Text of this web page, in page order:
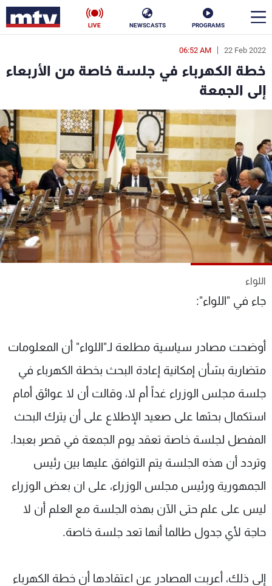
PROGRAMS
NEWSCASTS
LIVE
22 Feb 2022
06:52 AM
خطة الكهرباء في جلسة خاصة من الأربعاء
إلى الجمعة
اللواء
جاء في "اللواء":
أوضحت مصادر سياسية مطلعة لـ"اللواء" أن المعلومات
متضاربة بشأن إمكانية إعادة البحث بخطة الكهرباء في
جلسة مجلس الوزراء غداً أم لا، وقالت أن لا عوائق أمام
استكمال بحثها على صعيد الإطلاع على أن يترك البحث
المفصل لجلسة خاصة تعقد يوم الجمعة في قصر بعبدا.
وتردد أن هذه الجلسة يتم التوافق عليها بين رئيس
الجمهورية ورئيس مجلس الوزراء، على ان بعض الوزراء
ليس على علم حتى الآن بهذه الجلسة مع العلم أن لا
حاجة لأي جدول طالما أنها تعد جلسة خاصة.
إلى ذلك، أعربت المصادر عن اعتقادها أن خطة الكهرباء
en
الأخبار
سياسة ناس
إقتصاد فن
منوعات رياضة
كأس العالم
البرامج
شاهد البرامج
الترددات
عن MTV
الإنـتـاج
لاعلاناتكم
وظائف
تواصل معنا
شروط الإسـتخدام